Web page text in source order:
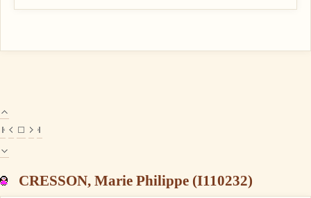
CRESSON, Marie Philippe (I110232)